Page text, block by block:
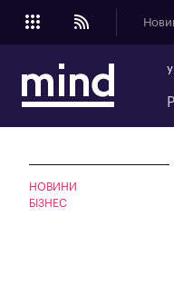
НОВИНИ
БІЗНЕС